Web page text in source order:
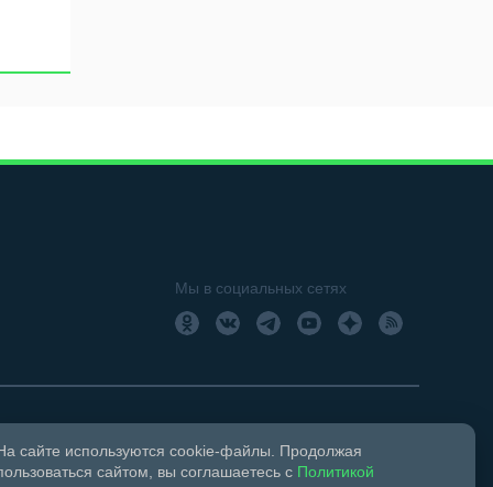
Мы в социальных сетях
о регистрации СМИ ЭЛ № ФС 77 – 18+
сайте используются cookie-файлы. Продолжая
сайтом, вы соглашаетесь с Политикой